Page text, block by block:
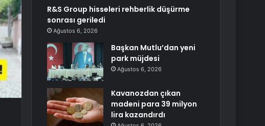
R&S Group hisseleri rehberlik düşürme
sonrası geriledi
Ağustos 6, 2026
Başkan Mutlu’dan yeni
park müjdesi
Ağustos 6, 2026
Kavanozdan çıkan
madeni para 39 milyon
lira kazandırdı